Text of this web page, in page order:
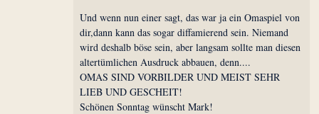
Und wenn nun einer sagt, das war ja ein Omaspiel von
dir,dann kann das sogar diffamierend sein. Niemand
wird deshalb böse sein, aber langsam sollte man diesen
altertümlichen Ausdruck abbauen, denn....
OMAS SIND VORBILDER UND MEIST SEHR
LIEB UND GESCHEIT!
Schönen Sonntag wünscht Mark!